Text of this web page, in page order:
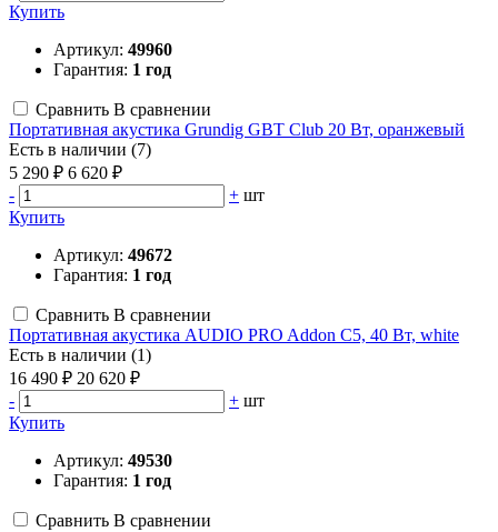
Купить
Артикул: 49960
Гарантия: 1 год
Сравнить В сравнении
Портативная акустика Grundig GBT Club 20 Вт, оранжевый
Есть в наличии (7)
5 290 ₽ 6 620 ₽
-
+ шт
Купить
Артикул: 49672
Гарантия: 1 год
Сравнить В сравнении
Портативная акустика AUDIO PRO Addon C5, 40 Вт, white
Есть в наличии (1)
16 490 ₽ 20 620 ₽
-
+ шт
Купить
Артикул: 49530
Гарантия: 1 год
Сравнить В сравнении